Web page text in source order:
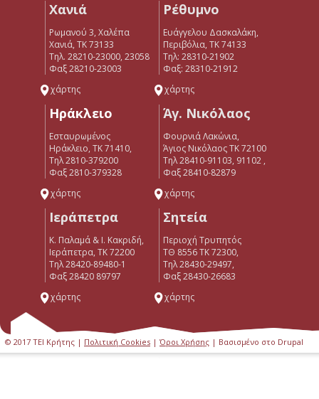
Χανιά
Ρωμανού 3, Χαλέπα
Χανιά, ΤΚ 73133
Τηλ. 28210-23000, 23058
Φαξ 28210-23003
χάρτης
Ρέθυμνο
Ευάγγελου Δασκαλάκη,
Περιβόλια, ΤΚ 74133
Tηλ: 28310-21902
Φαξ: 28310-21912
χάρτης
Ηράκλειο
Εσταυρωμένος
Ηράκλειο, ΤΚ 71410,
Τηλ 2810-379200
Φαξ 2810-379328
χάρτης
Άγ. Νικόλαος
Φουρνιά Λακώνια,
Άγιος Νικόλαος ΤΚ 72100
Τηλ 28410-91103, 91102 ,
Φαξ 28410-82879
χάρτης
Ιεράπετρα
Κ. Παλαμά & Ι. Κακριδή,
Ιεράπετρα, ΤΚ 72200
Tηλ 28420-89480-1
Φαξ 28420 89797
χάρτης
Σητεία
Περιοχή Τρυπητός
ΤΘ 8556 ΤΚ 72300,
Τηλ 28430-29497,
Φαξ 28430-26683
χάρτης
© 2017 ΤΕΙ Κρήτης | Πολιτική Cookies | Όροι Χρήσης | Βασισμένο στο Drupal